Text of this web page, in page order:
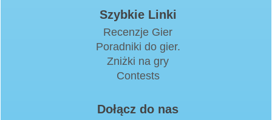
Szybkie Linki
Recenzje Gier
Poradniki do gier.
Zniżki na gry
Contests
Dołącz do nas